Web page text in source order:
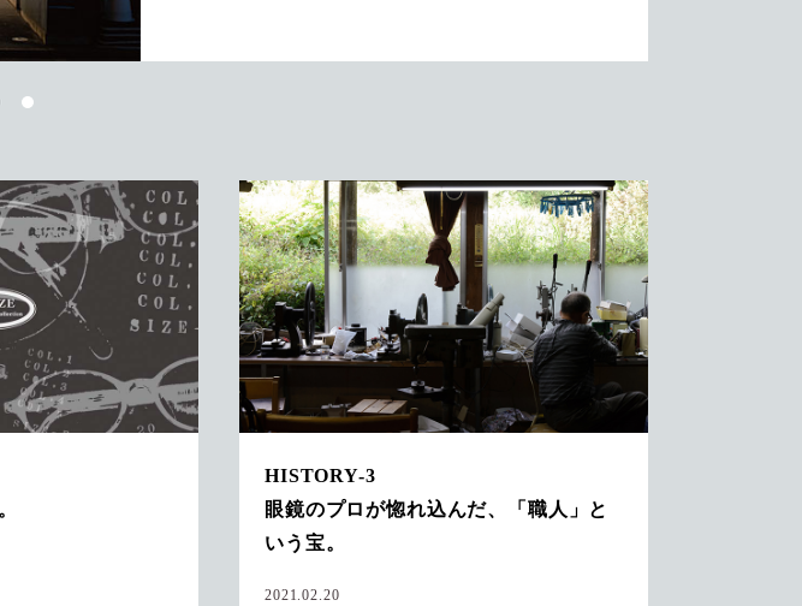
HISTORY-3
眼鏡のプロが惚れ込んだ、「職人」と
いう宝。
2021.02.20